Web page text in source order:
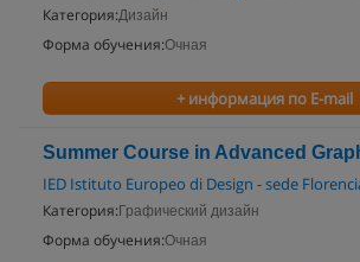
Категория:Дизайн
Форма обучения:Очная
+ информация по E-mail
Summer Course in Advanced
IED Istituto Europeo di Design - sede
Категория: Графический дизайн
Форма обучения:Очная